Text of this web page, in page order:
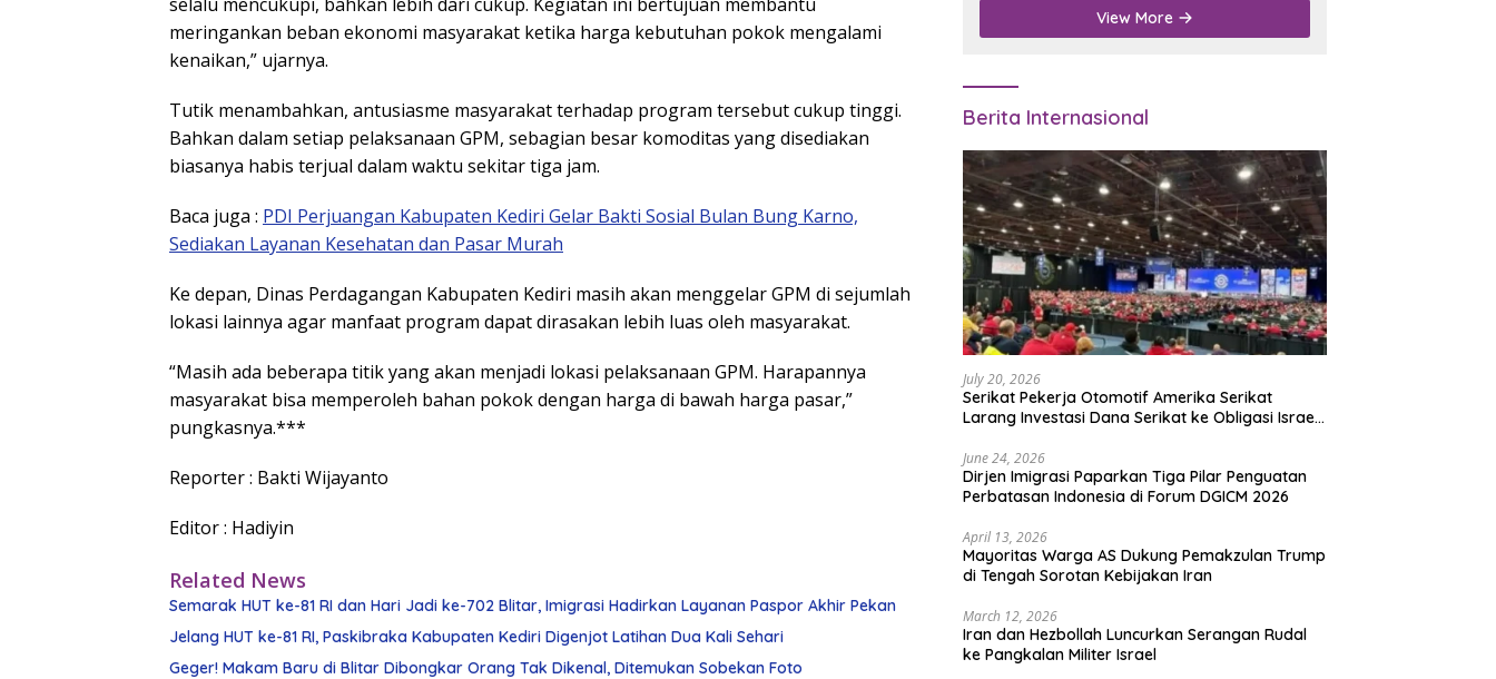
meringankan beban ekonomi masyarakat ketika harga kebutuhan pokok mengalami
kenaikan,” ujarnya.
Tutik menambahkan, antusiasme masyarakat terhadap program tersebut cukup tinggi.
Bahkan dalam setiap pelaksanaan GPM, sebagian besar komoditas yang disediakan
biasanya habis terjual dalam waktu sekitar tiga jam.
Baca juga : PDI Perjuangan Kabupaten Kediri Gelar Bakti Sosial Bulan Bung Karno,
Sediakan Layanan Kesehatan dan Pasar Murah
Ke depan, Dinas Perdagangan Kabupaten Kediri masih akan menggelar GPM di sejumlah
lokasi lainnya agar manfaat program dapat dirasakan lebih luas oleh masyarakat.
“Masih ada beberapa titik yang akan menjadi lokasi pelaksanaan GPM. Harapannya
masyarakat bisa memperoleh bahan pokok dengan harga di bawah harga pasar,”
pungkasnya.***
Reporter : Bakti Wijayanto
Editor : Hadiyin
Related News
Semarak HUT ke-81 RI dan Hari Jadi ke-702 Blitar, Imigrasi Hadirkan Layanan Paspor Akhir Pekan
Jelang HUT ke-81 RI, Paskibraka Kabupaten Kediri Digenjot Latihan Dua Kali Sehari
Geger! Makam Baru di Blitar Dibongkar Orang Tak Dikenal, Ditemukan Sobekan Foto
View More
Berita Internasional
July 20, 2026
Serikat Pekerja Otomotif Amerika Serikat
Larang Investasi Dana Serikat ke Obligasi Israel,
June 24, 2026
Dirjen Imigrasi Paparkan Tiga Pilar Penguatan
Perbatasan Indonesia di Forum DGICM 2026
April 13, 2026
Mayoritas Warga AS Dukung Pemakzulan Trump
di Tengah Sorotan Kebijakan Iran
March 12, 2026
Iran dan Hezbollah Luncurkan Serangan Rudal
ke Pangkalan Militer Israel